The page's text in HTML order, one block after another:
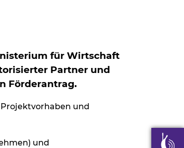
für Wirtschaft
Partner und
Förderantrag.
und
und